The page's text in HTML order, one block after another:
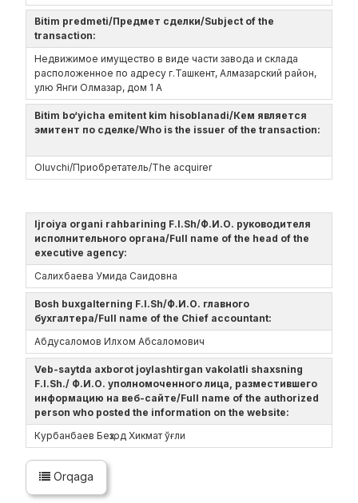
Bitim predmeti/Предмет сделки/Subject of the
transaction:
Недвижимое имущество в виде части завода и склада
расположенное по адресу г.Ташкент, Алмазарский район,
улю Янги Олмазар, дом 1 А
Bitim bo‘yicha emitent kim hisoblanadi/Кем является
эмитент по сделке/Who is the issuer of the transaction:
Oluvchi/Приобретатель/The acquirer
Ijroiya organi rahbarining F.I.Sh/Ф.И.О. руководителя
исполнительного органа/Full name of the head of the
executive agency:
Салихбаева Умида Саидовна
Bosh buxgalterning F.I.Sh/Ф.И.О. главного
бухгалтера/Full name of the Chief accountant:
Абдусаломов Илхом Абсаломович
Veb-saytda axborot joylashtirgan vakolatli shaxsning
F.I.Sh./ Ф.И.О. уполномоченного лица, разместившего
информацию на веб-сайте/Full name of the authorized
person who posted the information on the website:
Курбанбаев Беҳзод Хикмат ўғли
Orqaga